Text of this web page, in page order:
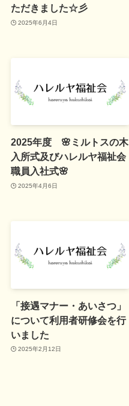
ただきました☆彡
2025年6月4日
2025年度 🌸ミルトスの木
入所式及びハレルヤ福祉会
職員入社式🌸
2025年4月6日
「接遇マナー・あいさつ」
について利用者研修会を行
いました
2025年2月12日